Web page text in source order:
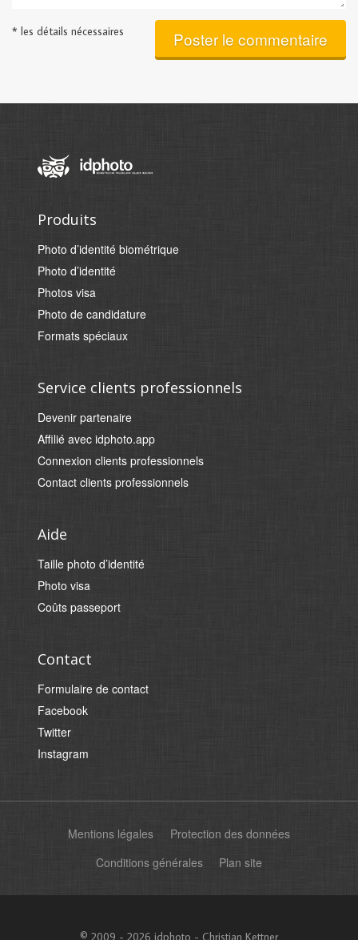
* les détails nécessaires Poster le commentaire
Produits
Photo d’identité biométrique
Photo d’identité
Photos visa
Photo de candidature
Formats spéciaux
Service clients professionnels
Devenir partenaire
Affilié avec idphoto.app
Connexion clients professionnels
Contact clients professionnels
Aide
Taille photo d’identité
Photo visa
Coûts passeport
Contact
Formulaire de contact
Facebook
Twitter
Instagram
Mentions légales
Protection des données
Conditions générales
Plan site
© 2009 - 2026 idphoto - Christian Kettner